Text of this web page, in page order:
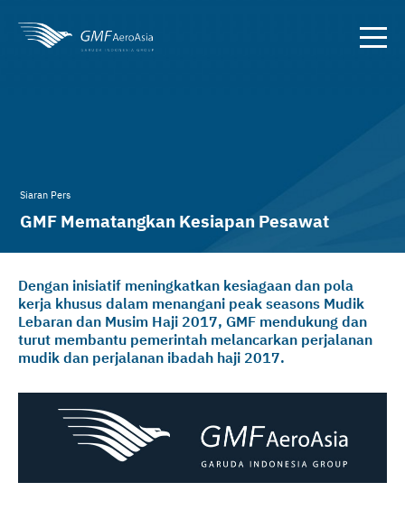
Siaran Pers
GMF Mematangkan Kesiapan Pesawat
Dengan inisiatif meningkatkan kesiagaan dan pola
kerja khusus dalam menangani peak seasons Mudik
Lebaran dan Musim Haji 2017, GMF mendukung dan
turut membantu pemerintah melancarkan perjalanan
mudik dan perjalanan ibadah haji 2017.